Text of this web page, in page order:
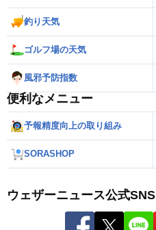
釣り天気
ゴルフ場の天気
風邪予防指数
便利なメニュー
予報精度向上の取り組み
SORASHOP
ウェザーニュース公式SNS